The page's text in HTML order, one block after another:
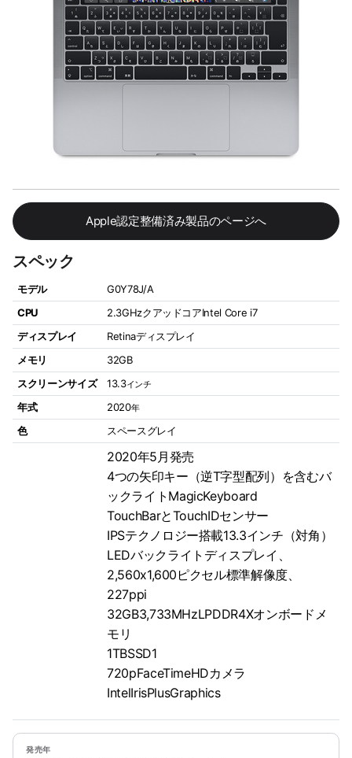
Apple認定整備済み製品のページへ
スペック
モデル
G0Y78J/A
CPU
2.3GHzクアッドコアIntel Core i7
ディスプレイ
Retinaディスプレイ
メモリ
32GB
スクリーンサイズ
13.3インチ
年式 2020年
色 スペースグレイ
2020年5月発売
4つの矢印キー（逆T字型配列）を含むバ
ックライトMagicKeyboard
TouchBarとTouchIDセンサー
IPSテクノロジー搭載13.3インチ（対角）
LEDバックライトディスプレイ、
2,560x1,600ピクセル標準解像度、
227ppi
32GB3,733MHzLPDDR4Xオンボードメ
モリ
1TBSSD1
720pFaceTimeHDカメラ
IntelIrisPlusGraphics
発売年